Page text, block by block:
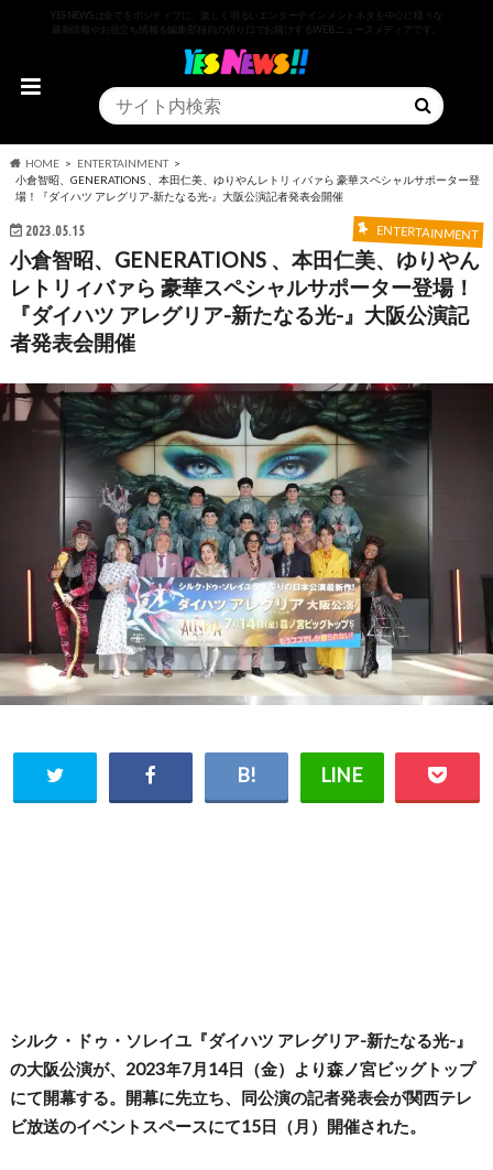
YESNEWSは全てをポジティブに、楽しく明るいエンターテインメントネタを中心に様々な
最新情報やお役立ち情報を編集部独自の切り口でお届けするWEBニュースメディアです。
HOME
ENTERTAINMENT
小倉智昭、GENERATIONS 、本田仁美、ゆりやんレトリィバァら 豪華スペシャルサポーター登
場！『ダイハツ アレグリア-新たなる光-』大阪公演記者発表会開催
2023.05.15 ENTERTAINMENT
小倉智昭、GENERATIONS 、本田仁美、ゆりやん
レトリィバァら 豪華スペシャルサポーター登場！
『ダイハツ アレグリア-新たなる光-』大阪公演記
者発表会開催
シルク・ドゥ・ソレイユ『ダイハツ アレグリア-新たなる光-』
の大阪公演が、2023年7月14日（金）より森ノ宮ビッグトップ
にて開幕する。開幕に先立ち、同公演の記者発表会が関西テレ
ビ放送のイベントスペースにて15日（月）開催された。